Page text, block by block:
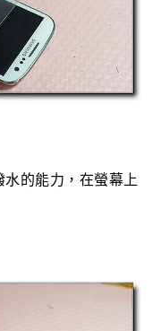
的能力，在螢幕上